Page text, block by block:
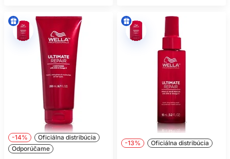
-14%
Oficiálna distribúcia
Odporúčame
-13% Oficiálna distribúcia